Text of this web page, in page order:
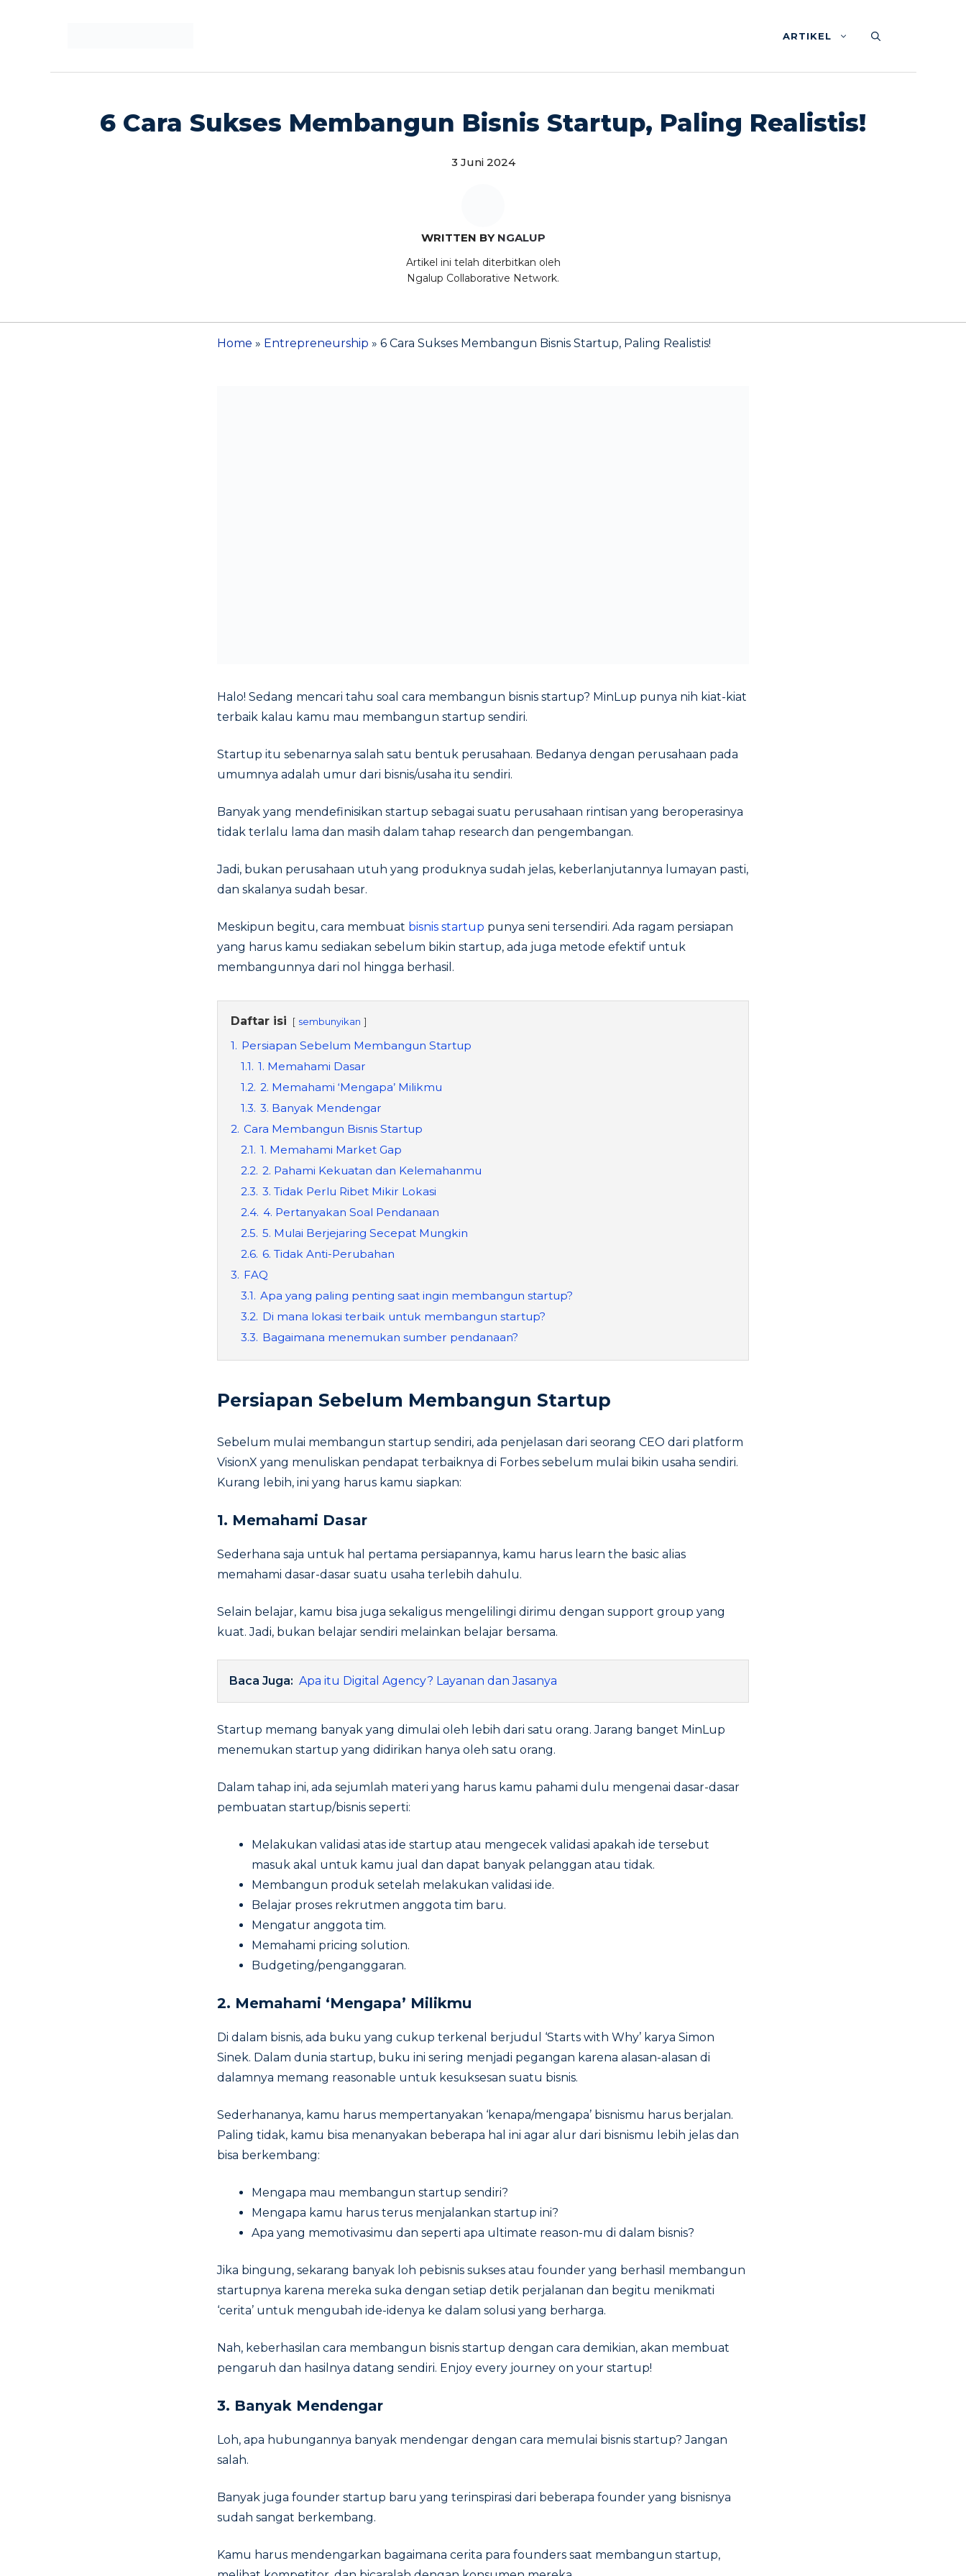
ARTIKEL
6 Cara Sukses Membangun Bisnis Startup, Paling Realistis!
3 Juni 2024
WRITTEN BY NGALUP
Artikel ini telah diterbitkan oleh
Ngalup Collaborative Network.
Home » Entrepreneurship » 6 Cara Sukses Membangun Bisnis Startup, Paling Realistis!
Halo! Sedang mencari tahu soal cara membangun bisnis startup? MinLup punya nih kiat-kiat
terbaik kalau kamu mau membangun startup sendiri.
Startup itu sebenarnya salah satu bentuk perusahaan. Bedanya dengan perusahaan pada
umumnya adalah umur dari bisnis/usaha itu sendiri.
Banyak yang mendefinisikan startup sebagai suatu perusahaan rintisan yang beroperasinya
tidak terlalu lama dan masih dalam tahap research dan pengembangan.
Jadi, bukan perusahaan utuh yang produknya sudah jelas, keberlanjutannya lumayan pasti,
dan skalanya sudah besar.
Meskipun begitu, cara membuat bisnis startup punya seni tersendiri. Ada ragam persiapan
yang harus kamu sediakan sebelum bikin startup, ada juga metode efektif untuk
membangunnya dari nol hingga berhasil.
Daftar isi sembunyikan
1. Persiapan Sebelum Membangun Startup
1.1. 1. Memahami Dasar
1.2. 2. Memahami ‘Mengapa’ Milikmu
1.3. 3. Banyak Mendengar
2. Cara Membangun Bisnis Startup
2.1. 1. Memahami Market Gap
2.2. 2. Pahami Kekuatan dan Kelemahanmu
2.3. 3. Tidak Perlu Ribet Mikir Lokasi
2.4. 4. Pertanyakan Soal Pendanaan
2.5. 5. Mulai Berjejaring Secepat Mungkin
2.6. 6. Tidak Anti-Perubahan
3. FAQ
3.1. Apa yang paling penting saat ingin membangun startup?
3.2. Di mana lokasi terbaik untuk membangun startup?
3.3. Bagaimana menemukan sumber pendanaan?
Persiapan Sebelum Membangun Startup
Sebelum mulai membangun startup sendiri, ada penjelasan dari seorang CEO dari platform
VisionX yang menuliskan pendapat terbaiknya di Forbes sebelum mulai bikin usaha sendiri.
Kurang lebih, ini yang harus kamu siapkan:
1. Memahami Dasar
Sederhana saja untuk hal pertama persiapannya, kamu harus learn the basic alias
memahami dasar-dasar suatu usaha terlebih dahulu.
Selain belajar, kamu bisa juga sekaligus mengelilingi dirimu dengan support group yang
kuat. Jadi, bukan belajar sendiri melainkan belajar bersama.
Baca Juga: Apa itu Digital Agency? Layanan dan Jasanya
Startup memang banyak yang dimulai oleh lebih dari satu orang. Jarang banget MinLup
menemukan startup yang didirikan hanya oleh satu orang.
Dalam tahap ini, ada sejumlah materi yang harus kamu pahami dulu mengenai dasar-dasar
pembuatan startup/bisnis seperti:
Melakukan validasi atas ide startup atau mengecek validasi apakah ide tersebut
masuk akal untuk kamu jual dan dapat banyak pelanggan atau tidak.
Membangun produk setelah melakukan validasi ide.
Belajar proses rekrutmen anggota tim baru.
Mengatur anggota tim.
Memahami pricing solution.
Budgeting/penganggaran.
2. Memahami ‘Mengapa’ Milikmu
Di dalam bisnis, ada buku yang cukup terkenal berjudul ‘Starts with Why’ karya Simon
Sinek. Dalam dunia startup, buku ini sering menjadi pegangan karena alasan-alasan di
dalamnya memang reasonable untuk kesuksesan suatu bisnis.
Sederhananya, kamu harus mempertanyakan ‘kenapa/mengapa’ bisnismu harus berjalan.
Paling tidak, kamu bisa menanyakan beberapa hal ini agar alur dari bisnismu lebih jelas dan
bisa berkembang:
Mengapa mau membangun startup sendiri?
Mengapa kamu harus terus menjalankan startup ini?
Apa yang memotivasimu dan seperti apa ultimate reason-mu di dalam bisnis?
Jika bingung, sekarang banyak loh pebisnis sukses atau founder yang berhasil membangun
startupnya karena mereka suka dengan setiap detik perjalanan dan begitu menikmati
‘cerita’ untuk mengubah ide-idenya ke dalam solusi yang berharga.
Nah, keberhasilan cara membangun bisnis startup dengan cara demikian, akan membuat
pengaruh dan hasilnya datang sendiri. Enjoy every journey on your startup!
3. Banyak Mendengar
Loh, apa hubungannya banyak mendengar dengan cara memulai bisnis startup? Jangan
salah.
Banyak juga founder startup baru yang terinspirasi dari beberapa founder yang bisnisnya
sudah sangat berkembang.
Kamu harus mendengarkan bagaimana cerita para founders saat membangun startup,